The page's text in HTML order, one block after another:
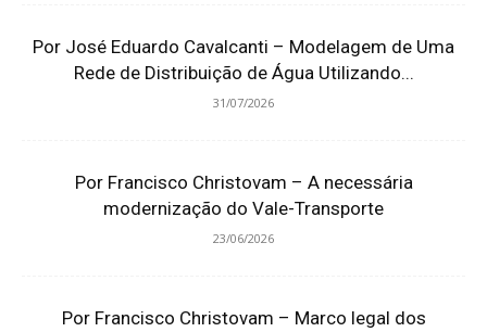
Por José Eduardo Cavalcanti – Modelagem de Uma
Rede de Distribuição de Água Utilizando...
31/07/2026
Por Francisco Christovam – A necessária
modernização do Vale-Transporte
23/06/2026
Por Francisco Christovam – Marco legal dos